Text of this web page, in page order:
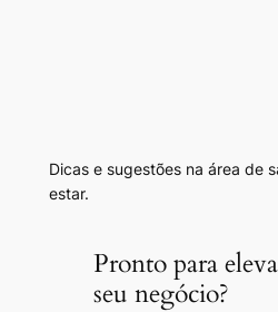
Dicas e sugestões na área de
estar.
Pronto para
seu negócio?